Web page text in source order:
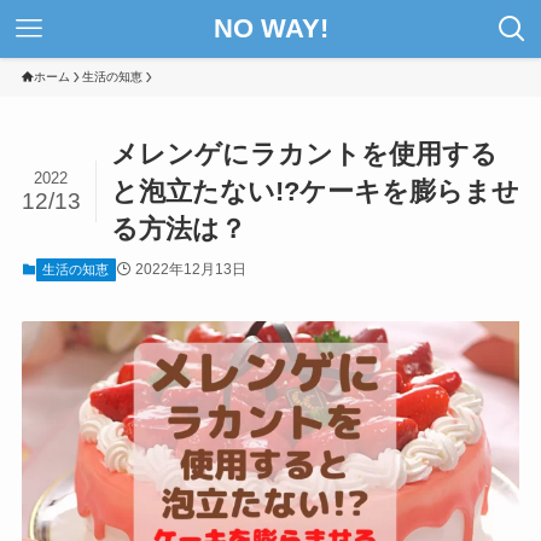
NO WAY!
ホーム 生活の知恵
メレンゲにラカントを使用する
と泡立たない!?ケーキを膨らませ
る方法は？
2022
12/13
生活の知恵 2022年12月13日